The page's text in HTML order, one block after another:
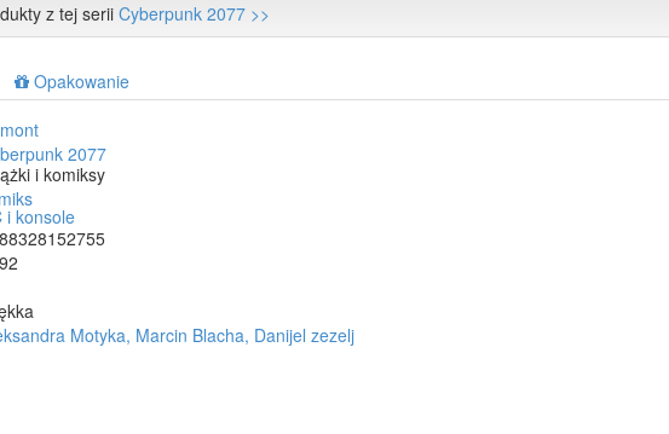
z tej seriiCyberpunk 2077 >>
Opakowanie
2077
i komiksy
i konsole
Motyka, Marcin Blacha, Danijel zezelj